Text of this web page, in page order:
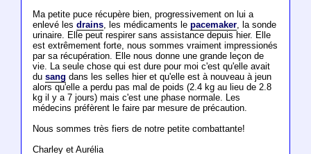
Ma petite puce récupère bien, progressivement on lui a
enlevé les drains, les médicaments le pacemaker, la sonde
urinaire. Elle peut respirer sans assistance depuis hier. Elle
est extrêmement forte, nous sommes vraiment impressionés
par sa récupération. Elle nous donne une grande leçon de
vie. La seule chose qui est dure pour moi c'est qu'elle avait
du sang dans les selles hier et qu'elle est à nouveau à jeun
alors qu'elle a perdu pas mal de poids (2.4 kg au lieu de 2.8
kg il y a 7 jours) mais c'est une phase normale. Les
médecins préfèrent le faire par mesure de précaution.
Nous sommes très fiers de notre petite combattante!
Charley et Aurélia